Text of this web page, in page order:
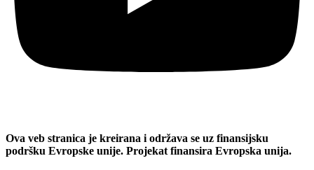
Ova veb stranica je kreirana i održava se uz finansijsku
podršku Evropske unije. Projekat finansira Evropska unija.